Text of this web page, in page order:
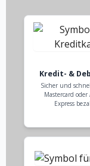
Kredit- &
Sicher und
Mastercard oder
Express